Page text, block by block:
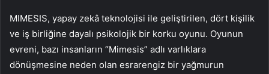
MIMESIS, yapay zekâ teknolojisi ile geliştirilen, dört kişilik
ve iş birliğine dayalı psikolojik bir korku oyunu. Oyunun
evreni, bazı insanların “Mimesis” adlı varlıklara
dönüşmesine neden olan esrarengiz bir yağmurun